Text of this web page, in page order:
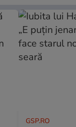
GSP.RO